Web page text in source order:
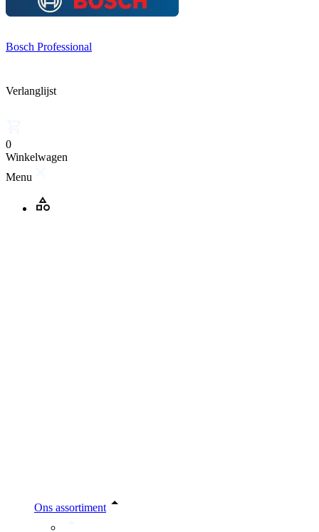
Bosch Professional
Verlanglijst
0
Winkelwagen
Menu
Ons assortiment